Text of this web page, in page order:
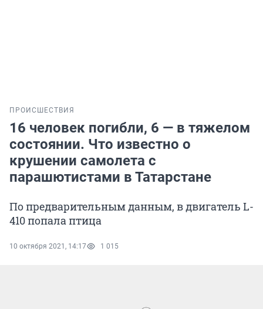
ПРОИСШЕСТВИЯ
16 человек погибли, 6 — в тяжелом
состоянии. Что известно о
крушении самолета с
парашютистами в Татарстане
По предварительным данным, в двигатель L-
410 попала птица
10 октября 2021, 14:17 1 015